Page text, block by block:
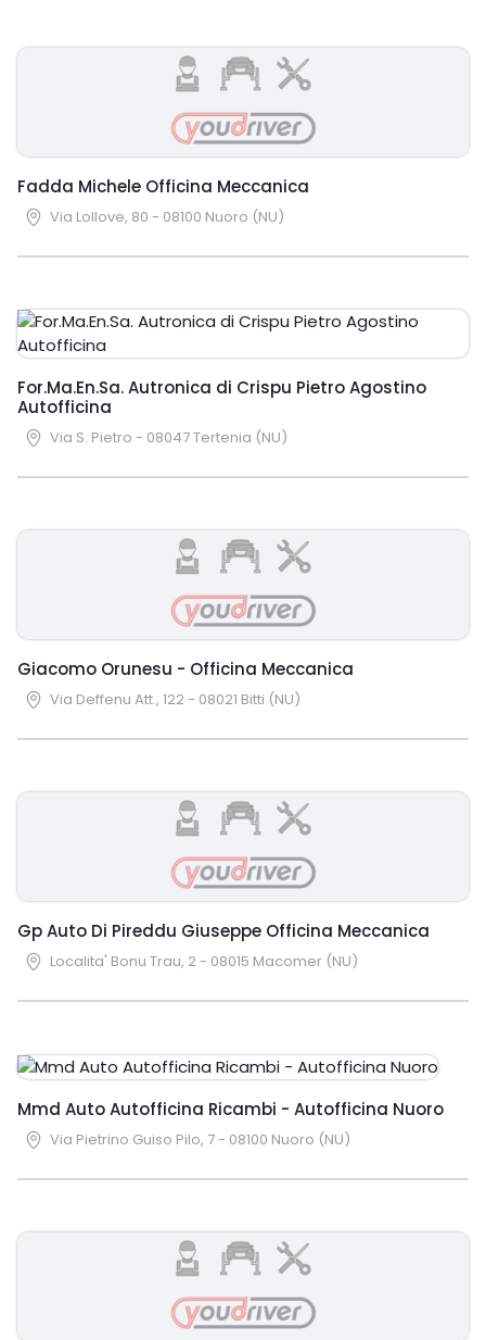
Fadda Michele Officina Meccanica
Via Lollove, 80 - 08100 Nuoro (NU)
For.Ma.En.Sa. Autronica di Crispu Pietro Agostino
Autofficina
Via S. Pietro - 08047 Tertenia (NU)
Giacomo Orunesu - Officina Meccanica
Via Deffenu Att., 122 - 08021 Bitti (NU)
Gp Auto Di Pireddu Giuseppe Officina Meccanica
Localita' Bonu Trau, 2 - 08015 Macomer (NU)
Mmd Auto Autofficina Ricambi - Autofficina Nuoro
Via Pietrino Guiso Pilo, 7 - 08100 Nuoro (NU)